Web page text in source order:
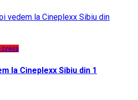
presa
la Cineplexx Sibiu din 1